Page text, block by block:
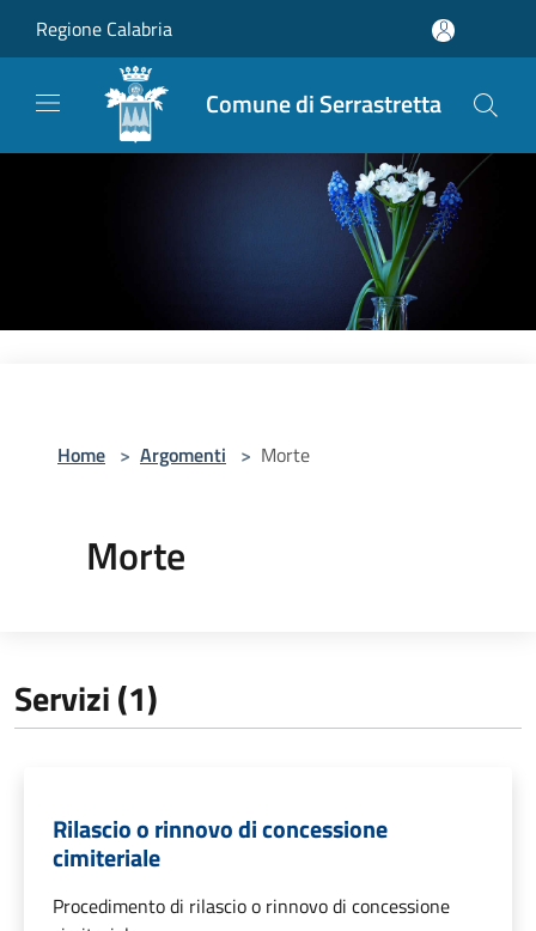
Regione Calabria
Comune di Serrastretta
Home > Argomenti > Morte
Morte
Servizi (1)
Rilascio o rinnovo di concessione
cimiteriale
Procedimento di rilascio o rinnovo di concessione